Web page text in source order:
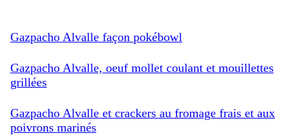
Gazpacho Alvalle façon pokébowl
Gazpacho Alvalle, oeuf mollet coulant et mouillettes
grillées
Gazpacho Alvalle et crackers au fromage frais et aux
poivrons marinés